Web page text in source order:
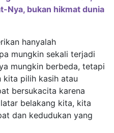
Nya, bukan hikmat dunia
hanyalah
mungkin sekali terjadi
mungkin berbeda, tetapi
pilih kasih atau
bersukacita karena
belakang kita, kita
dan kedudukan yang